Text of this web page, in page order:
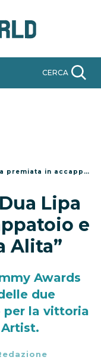
CERCA
e il discorso “da Alita”
Lipa
e
Alita”
Awards
due
per la vittoria